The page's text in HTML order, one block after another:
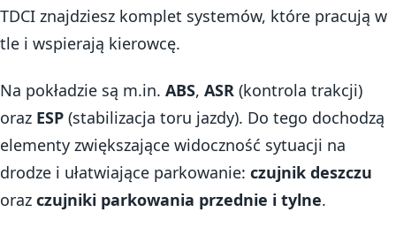
TDCI znajdziesz komplet systemów, które pracują w
tle i wspierają kierowcę.
Na pokładzie są m.in. ABS, ASR (kontrola trakcji)
oraz ESP (stabilizacja toru jazdy). Do tego dochodzą
elementy zwiększające widoczność sytuacji na
drodze i ułatwiające parkowanie: czujnik deszczu
oraz czujniki parkowania przednie i tylne.